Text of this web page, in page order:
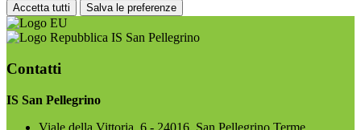
Accetta tutti Salva le preferenze
IS San Pellegrino
Contatti
IS San Pellegrino
Viale della Vittoria, 6 - 24016, San Pellegrino Terme